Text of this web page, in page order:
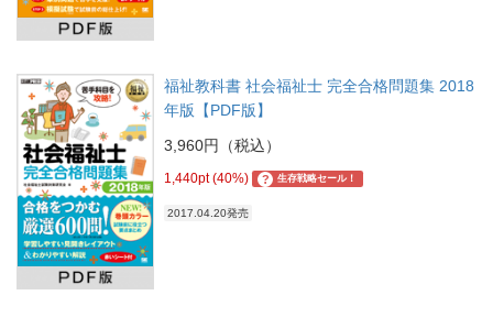
福祉教科書 社会福祉士 完全合格問題集 2018
年版【PDF版】
3,960円（税込）
1,440pt (40%) ? 生存戦略セール！
2017.04.20発売